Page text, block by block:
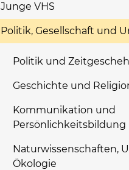
Junge VHS
Politik, Gesellschaft und
Politik und
Geschichte und
Kommunikation und
Persönlichkeitsbildung
Naturwissenschaften,
Ökologie